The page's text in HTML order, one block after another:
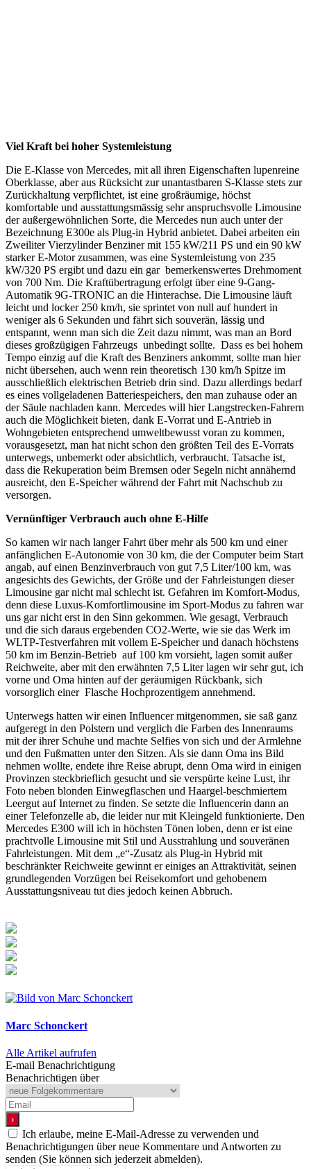
Viel Kraft bei hoher Systemleistung
Die E-Klasse von Mercedes, mit all ihren Eigenschaften lupenreine
Oberklasse, aber aus Rücksicht zur unantastbaren S-Klasse stets zur
Zurückhaltung verpflichtet, ist eine großräumige, höchst
komfortable und ausstattungsmässig sehr anspruchsvolle Limousine
der außergewöhnlichen Sorte, die Mercedes nun auch unter der
Bezeichnung E300e als Plug-in Hybrid anbietet. Dabei arbeiten ein
Zweiliter Vierzylinder Benziner mit 155 kW/211 PS und ein 90 kW
starker E-Motor zusammen, was eine Systemleistung von 235
kW/320 PS ergibt und dazu ein gar bemerkenswertes Drehmoment
von 700 Nm. Die Kraftübertragung erfolgt über eine 9-Gang-
Automatik 9G-TRONIC an die Hinterachse. Die Limousine läuft
leicht und locker 250 km/h, sie sprintet von null auf hundert in
weniger als 6 Sekunden und fährt sich souverän, lässig und
entspannt, wenn man sich die Zeit dazu nimmt, was man an Bord
dieses großzügigen Fahrzeugs unbedingt sollte. Dass es bei hohem
Tempo einzig auf die Kraft des Benziners ankommt, sollte man hier
nicht übersehen, auch wenn rein theoretisch 130 km/h Spitze im
ausschließlich elektrischen Betrieb drin sind. Dazu allerdings bedarf
es eines vollgeladenen Batteriespeichers, den man zuhause oder an
der Säule nachladen kann. Mercedes will hier Langstrecken-Fahrern
auch die Möglichkeit bieten, dank E-Vorrat und E-Antrieb in
Wohngebieten entsprechend umweltbewusst voran zu kommen,
vorausgesetzt, man hat nicht schon den größten Teil des E-Vorrats
unterwegs, unbemerkt oder absichtlich, verbraucht. Tatsache ist,
dass die Rekuperation beim Bremsen oder Segeln nicht annähernd
ausreicht, den E-Speicher während der Fahrt mit Nachschub zu
versorgen.
Vernünftiger Verbrauch auch ohne E-Hilfe
So kamen wir nach langer Fahrt über mehr als 500 km und einer
anfänglichen E-Autonomie von 30 km, die der Computer beim Start
angab, auf einen Benzinverbrauch von gut 7,5 Liter/100 km, was
angesichts des Gewichts, der Größe und der Fahrleistungen dieser
Limousine gar nicht mal schlecht ist. Gefahren im Komfort-Modus,
denn diese Luxus-Komfortlimousine im Sport-Modus zu fahren war
uns gar nicht erst in den Sinn gekommen. Wie gesagt, Verbrauch
und die sich daraus ergebenden CO2-Werte, wie sie das Werk im
WLTP-Testverfahren mit vollem E-Speicher und danach höchstens
50 km im Benzin-Betrieb auf 100 km vorsieht, lagen somit außer
Reichweite, aber mit den erwähnten 7,5 Liter lagen wir sehr gut, ich
vorne und Oma hinten auf der geräumigen Rückbank, sich
vorsorglich einer Flasche Hochprozentigem annehmend.
Unterwegs hatten wir einen Influencer mitgenommen, sie saß ganz
aufgeregt in den Polstern und verglich die Farben des Innenraums
mit der ihrer Schuhe und machte Selfies von sich und der Armlehne
und den Fußmatten unter den Sitzen. Als sie dann Oma ins Bild
nehmen wollte, endete ihre Reise abrupt, denn Oma wird in einigen
Provinzen steckbrieflich gesucht und sie verspürte keine Lust, ihr
Foto neben blonden Einwegflaschen und Haargel-beschmiertem
Leergut auf Internet zu finden. Se setzte die Influencerin dann an
einer Telefonzelle ab, die leider nur mit Kleingeld funktionierte. Den
Mercedes E300 will ich in höchsten Tönen loben, denn er ist eine
prachtvolle Limousine mit Stil und Ausstrahlung und souveränen
Fahrleistungen. Mit dem „e“-Zusatz als Plug-in Hybrid mit
beschränkter Reichweite gewinnt er einiges an Attraktivität, seinen
grundlegenden Vorzügen bei Reisekomfort und gehobenem
Ausstattungsniveau tut dies jedoch keinen Abbruch.
Marc Schonckert
Alle Artikel aufrufen
E-mail Benachrichtigung
Benachrichtigen über
Ich erlaube, meine E-Mail-Adresse zu verwenden und
Benachrichtigungen über neue Kommentare und Antworten zu
senden (Sie können sich jederzeit abmelden).